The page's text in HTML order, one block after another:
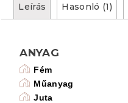
Leírás Hasonló (1)
ANYAG
Fém
Műanyag
Juta